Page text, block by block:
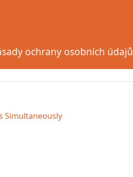
ochrany osobních údajů
Simultaneously